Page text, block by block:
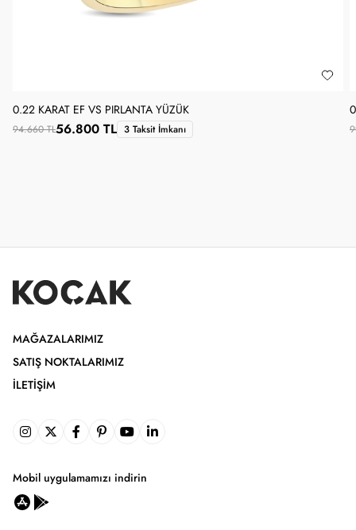
0.22 KARAT EF VS PIRLANTA YÜZÜK
94.660 TL56.800 TL 3 Taksit İmkanı
MAĞAZALARIMIZ
SATIŞ NOKTALARIMIZ
İLETIŞIM
Mobil uygulamamızı indirin